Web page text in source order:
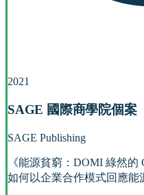
2021
SAGE 國際商學院個案
SAGE Publishing
《能源貧窮：DOMI 綠然
如何以企業合作模式回應能